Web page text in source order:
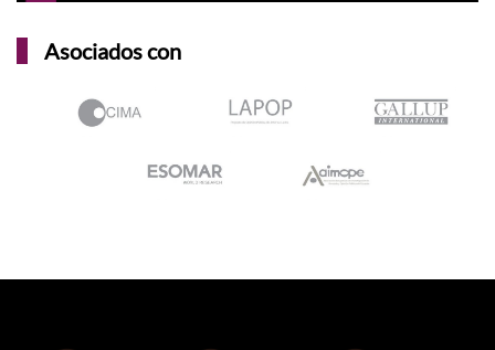
Asociados con